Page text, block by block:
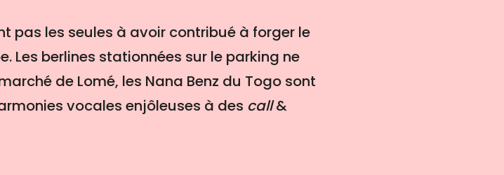
pas les seules à avoir contribué à forger le
Les berlines stationnées sur le parking ne
de Lomé, les Nana Benz du Togo sont
vocales enjôleuses à des call&